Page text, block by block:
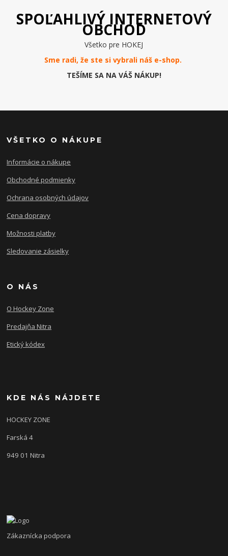
SPOĽAHLIVÝ INTERNETOVÝ
OBCHOD
Všetko pre HOKEJ
Sme radi, že ste si vybrali náš e-shop.
TEŠÍME SA NA VÁŠ NÁKUP!
VŠETKO O NÁKUPE
Informácie o nákupe
Obchodné podmienky
Ochrana osobných údajov
Cena dopravy
Možnosti platby
Sledovanie zásielky
O NÁS
O Hockey Zone
Predajňa Nitra
Etický kódex
KDE NÁS NÁJDETE
HOCKEY ZONE
Farská 4
949 01 Nitra
Zákaznícka podpora